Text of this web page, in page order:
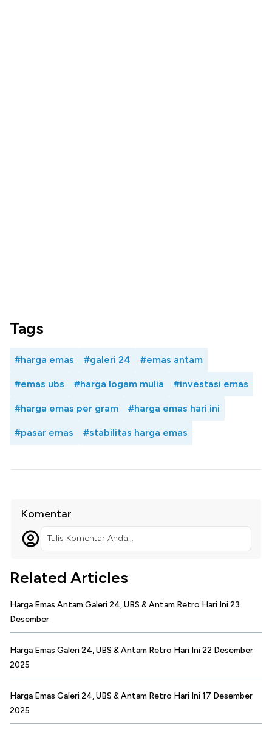
Tags
#harga emas #galeri 24 #emas antam
#emas ubs #harga logam mulia #investasi emas
#harga emas per gram #harga emas hari ini
#pasar emas #stabilitas harga emas
Komentar
Tulis Komentar Anda...
Related Articles
Harga Emas Antam Galeri 24, UBS & Antam Retro Hari Ini 23
Desember
Harga Emas Galeri 24, UBS & Antam Retro Hari Ini 22 Desember
2025
Harga Emas Galeri 24, UBS & Antam Retro Hari Ini 17 Desember
2025